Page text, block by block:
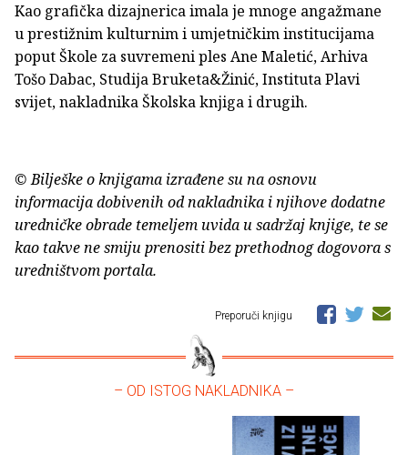
Kao grafička dizajnerica imala je mnoge angažmane
u prestižnim kulturnim i umjetničkim institucijama
poput Škole za suvremeni ples Ane Maletić, Arhiva
Tošo Dabac, Studija Bruketa&Žinić, Instituta Plavi
svijet, nakladnika Školska knjiga i drugih.
© Bilješke o knjigama izrađene su na osnovu
informacija dobivenih od nakladnika i njihove dodatne
uredničke obrade temeljem uvida u sadržaj knjige, te se
kao takve ne smiju prenositi bez prethodnog dogovora s
uredništvom portala.
Preporuči knjigu
– OD ISTOG NAKLADNIKA –